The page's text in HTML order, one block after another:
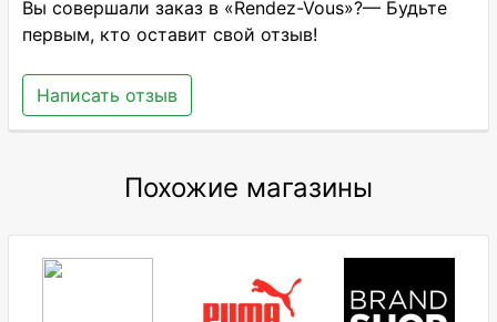
Вы совершали заказ в «Rendez-Vous»?— Будьте
первым, кто оставит свой отзыв!
Написать отзыв
Похожие магазины